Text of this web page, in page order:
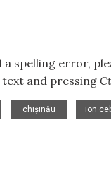
a spelling error,
and pressing
chișinău
ion